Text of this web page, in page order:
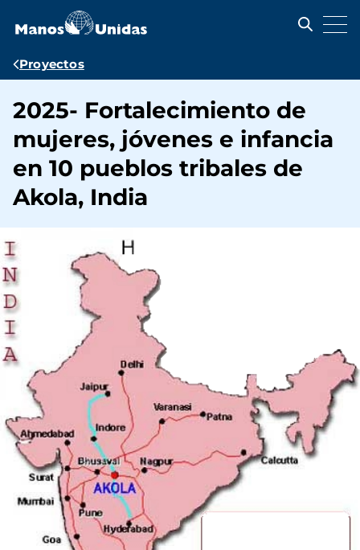
contenido
Ruta
navegación
Proyectos
2025- Fortalecimiento de
mujeres, jóvenes e infancia
en 10 pueblos tribales de
Akola, India